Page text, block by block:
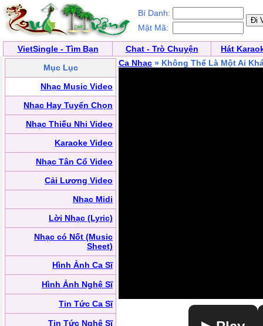
Bí Danh:
Mật Mã:
VietSingle - Tìm Bạn Chat - Trò Chuyện
Hát
Mục Lục
Nhạc Music Video
Nhạc Hay Tuyển Chọn
Nhạc Thiếu Nhi Video
Karaoke Video
Nhạc Tân Cổ Video
Cải Lương Video
Nhạc Midi
Lời Nhạc (Lyric)
Nhạc có Nốt (Music
Sheet)
Hình Ảnh Ca Sĩ
Hình Ảnh Nghệ Sĩ
Tin Tức Ca Sĩ
Tin Tức Nghệ Sĩ
Ca Nhạc » Không Thể Là Một Ai